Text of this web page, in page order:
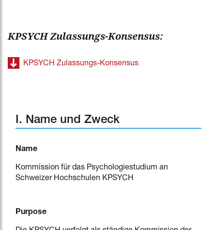
KPSYCH Zulassungs-Konsensus:
KPSYCH Zulassungs-Konsensus
I. Name und Zweck
Name
Kommission für das Psychologiestudium an
Schweizer Hochschulen KPSYCH
Purpose